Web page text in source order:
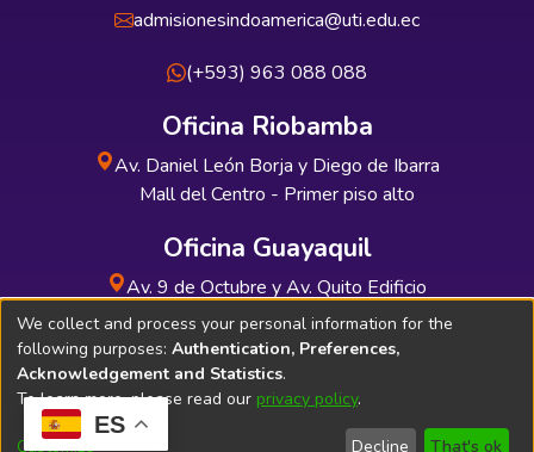
ES
admisionesindoamerica@uti.edu.ec
(+593) 963 088 088
Oficina Riobamba
Av. Daniel León Borja y Diego de Ibarra
Mall del Centro - Primer piso alto
Oficina Guayaquil
Av. 9 de Octubre y Av. Quito Edificio
INDUAUTO - Planta baja
Soporte Técnico Bibliolatino.com
We collect and process your personal information for the
following purposes: Authentication, Preferences,
Acknowledgement and Statistics.
To learn more, please read our privacy policy.
Customize Decline That's ok